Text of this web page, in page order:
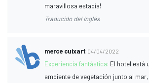
maravillosa estadía!
Traducido del Inglés
merce cuixart 04/04/2022
Experiencia fantástica: El hotel está
ambiente de vegetación junto al